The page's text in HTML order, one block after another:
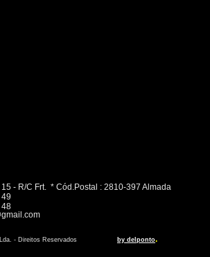
15 - R/C Frt. * Cód.Postal : 2810-397 Almada
48
- Direitos Reservados by delponto.